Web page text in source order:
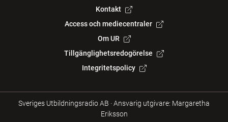
Kontakt
Access och mediecentraler
Om UR
Tillgänglighetsredogörelse
Integritetspolicy
Sveriges Utbildningsradio AB ·Ansvarig utgivare: Margaretha
Eriksson